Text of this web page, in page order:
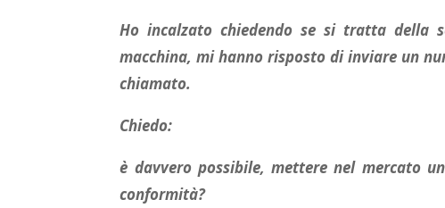
Ho incalzato chiedendo se si tratta della
macchina, mi hanno risposto di inviare un
chiamato.
Chiedo:
è davvero possibile, mettere nel mercato
conformità?